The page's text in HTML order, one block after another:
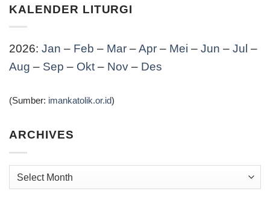
KALENDER LITURGI
2026: Jan – Feb – Mar –Apr – Mei – Jun – Jul –
Aug – Sep – Okt – Nov – Des
(Sumber: imankatolik.or.id)
ARCHIVES
Archives